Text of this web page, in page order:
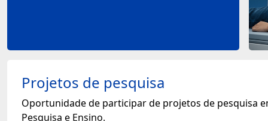
Projetos de pesquisa
Oportunidade de participar de projetos de pesquisa
Pesquisa e Ensino.